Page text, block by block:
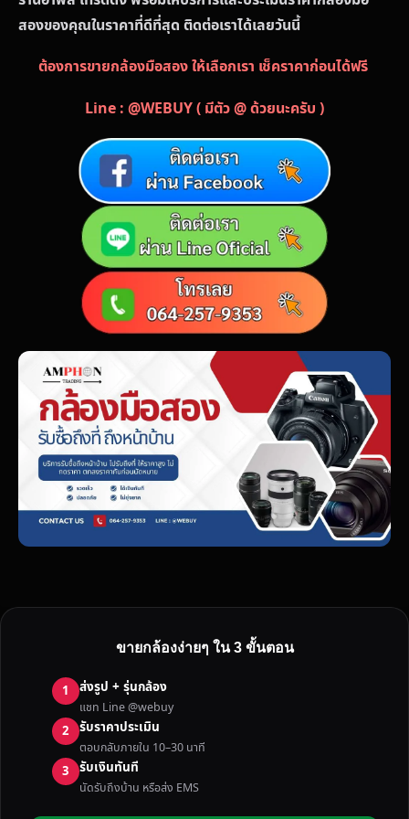
สองของคุณในราคาที่ดีที่สุด ติดต่อเราได้เลยวันนี้
ต้องการขายกล้องมือสอง ให้เลือกเรา เช็คราคาก่อนได้ฟรี
Line : @WEBUY ( มีตัว @ ด้วยนะครับ )
ขายกล้องง่ายๆ ใน 3 ขั้นตอน
1 ส่งรูป + รุ่นกล้อง
แชท Line @webuy
2 รับราคาประเมิน
ตอบกลับภายใน 10–30 นาที
3 รับเงินทันที
นัดรับถึงบ้าน หรือส่ง EMS